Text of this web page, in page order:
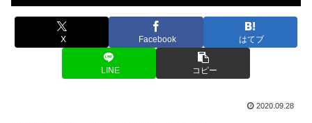
X Facebook はてブ
LINE コピー
2020.09.28